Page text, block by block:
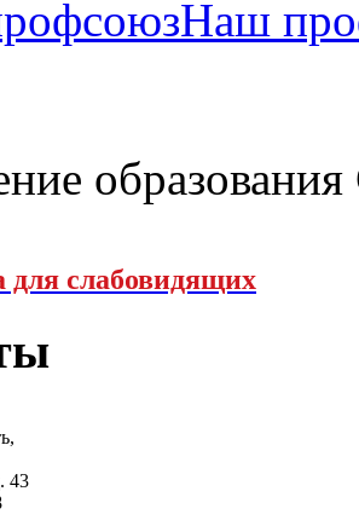
Наш
для слабовидящих
43